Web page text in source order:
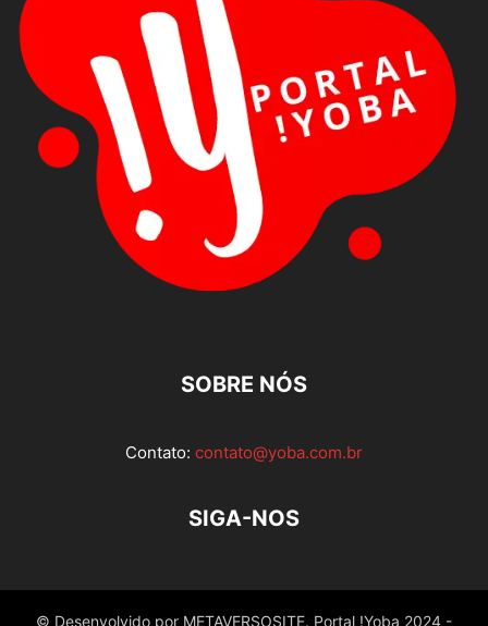
SOBRE NÓS
Contato: contato@yoba.com.br
SIGA-NOS
© Desenvolvido por METAVERSOSITE. Portal !Yoba 2024 -